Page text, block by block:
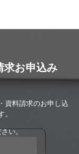
求お申込み
資料請求のお申し込
い。